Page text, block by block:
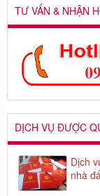
TƯ VẤN & NHẬN
DỊCH VỤ ĐƯỢC
Dịch
nhà